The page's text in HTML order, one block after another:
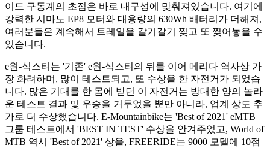
이드 구동계의 초점은 바로 내구성에 맞춰져있습니다. 여기에
강력한 시마노 EP8 모터와 대용량의 630Wh 배터리가 더해져,
여러분들은 계속해서 트레일을 갈기갈기 찢고 또 찢어놓을 수
있습니다.
e원-식스티는 '기존' e원-식스티의 뒤를 이어 메리다 역사상 가
장 화려하며, 많이 테스트되고, 또 수상을 한 자전거가 되었습
니다. 많은 기대를 한 몸에 받던 이 자전거는 방대한 양의 놀라
운 테스트 결과 및 우승을 거두었을 뿐만 아니라, 업계 상도 추
가로 더 수상했습니다. E-Mountainbike는 'Best of 2021' eMTB
그룹 테스트에서 'BEST IN TEST' 수상을 안겨주었고, World of
MTB 역시 'Best of 2021' 상을, FREERIDE는 9000 모델에 10점